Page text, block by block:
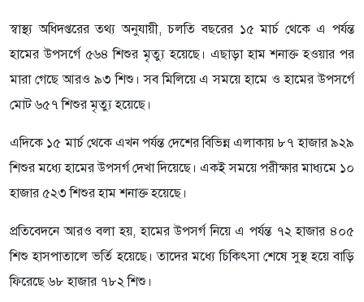
স্বাস্থ্য অধিদপ্তরের তথ্য অনুযায়ী, চলতি বছরের ১৫ মার্চ থেকে এ পর্যন্ত
হামের উপসর্গে ৫৬৪ শিশুর মৃত্যু হয়েছে। এছাড়া হাম শনাক্ত হওয়ার পর
মারা গেছে আরও ৯৩ শিশু। সব মিলিয়ে এ সময়ে হামে ও হামের উপসর্গে
মোট ৬৫৭ শিশুর মৃত্যু হয়েছে।
এদিকে ১৫ মার্চ থেকে এখন পর্যন্ত দেশের বিভিন্ন এলাকায় ৮৭ হাজার ৯২৯
শিশুর মধ্যে হামের উপসর্গ দেখা দিয়েছে। একই সময়ে পরীক্ষার মাধ্যমে ১০
হাজার ৫২৩ শিশুর হাম শনাক্ত হয়েছে।
প্রতিবেদনে আরও বলা হয়, হামের উপসর্গ নিয়ে এ পর্যন্ত ৭২ হাজার ৪০৫
শিশু হাসপাতালে ভর্তি হয়েছে। তাদের মধ্যে চিকিৎসা শেষে সুস্থ হয়ে বাড়ি
ফিরেছে ৬৮ হাজার ৭৮২ শিশু।